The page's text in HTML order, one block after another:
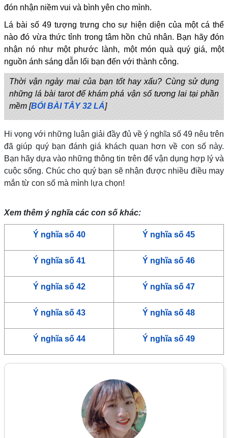
đón nhận niềm vui và bình yên cho mình.
Lá bài số 49 tượng trưng cho sự hiện diện của một cá thể
nào đó vừa thức tỉnh trong tâm hồn chủ nhân. Bạn hãy đón
nhận nó như một phước lành, một món quà quý giá, một
nguồn ánh sáng dẫn lối bạn đến với thành công.
Thời vận ngày mai của bạn tốt hay xấu? Cùng sử dụng
những lá bài tarot để khám phá vận số tương lai tại phần
mềm [BÓI BÀI TÂY 32 LÁ]
Hi vọng với những luận giải đầy đủ về ý nghĩa số 49 nêu trên
đã giúp quý bạn đánh giá khách quan hơn về con số này.
Bạn hãy dựa vào những thông tin trên để vận dụng hợp lý và
cuộc sống. Chúc cho quý bạn sẽ nhận được nhiều điều may
mắn từ con số mà mình lựa chọn!
Xem thêm ý nghĩa các con số khác:
Ý nghĩa số 40 Ý nghĩa số 45
Ý nghĩa số 41 Ý nghĩa số 46
Ý nghĩa số 42 Ý nghĩa số 47
Ý nghĩa số 43 Ý nghĩa số 48
Ý nghĩa số 44 Ý nghĩa số 49